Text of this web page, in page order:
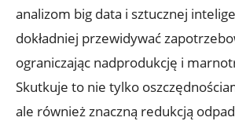
analizom big data i sztucznej
dokładniej przewidywać
ograniczając nadprodukcję i
Skutkuje to nie tylko
ale również znaczną redukcją